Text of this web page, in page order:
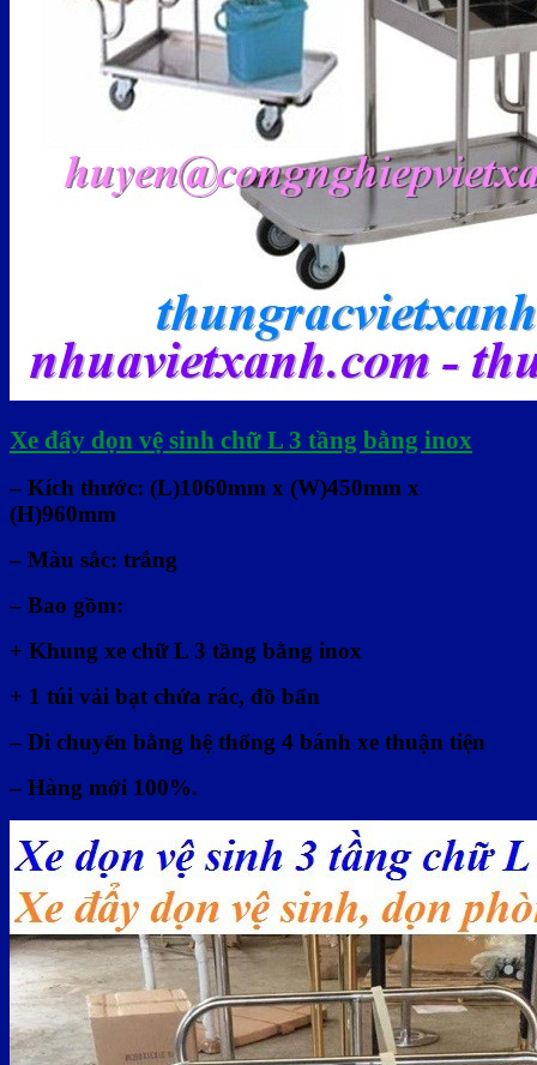
Xe đẩy dọn vệ sinh chữ L 3 tầng bằng inox
– Kích thước: (L)1060mm x (W)450mm x
(H)960mm
– Màu sắc: trắng
– Bao gồm:
+ Khung xe chữ L 3 tầng bằng inox
+ 1 túi vải bạt chứa rác, đồ bẩn
– Di chuyển bằng hệ thống 4 bánh xe thuận tiện
– Hàng mới 100%.